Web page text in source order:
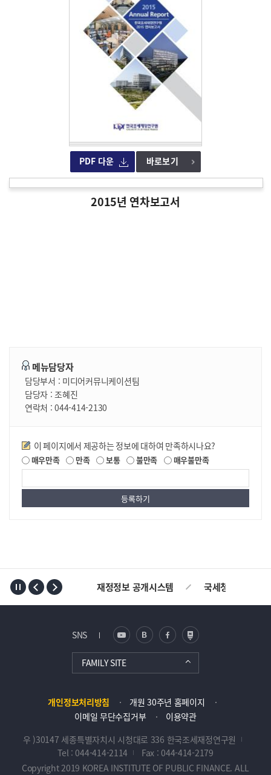
PDF 다운 바로보기
2015년 연차보고서
메뉴담당자
담당부서 : 미디어커뮤니케이션팀
담당자 :조혜진
연락처 :044-414-2130
만족도조사
이 페이지에서 제공하는 정보에 대하여 만족하시나요?
매우만족 만족 보통 불만족 매우불만족
재정정보 공개시스템 국세청
SNS
FAMILY SITE
개인정보처리방침
개원 30주년 홈페이지
이메일 무단수집거부
이용약관
우 )30147 세종특별자치시 시청대로 336 한국조세재정연구원
Tel : 044-414-2114
Fax : 044-414-2179
Copyright 2019 KOREA INSTITUTE OF PUBLIC FINANCE. ALL